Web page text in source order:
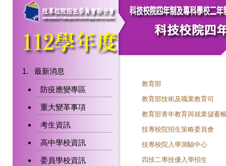
最新消息
防疫應變專區
重大變革事項
考生資訊
高中學校資訊
委員學校資訊
教育部
教育部技術及職業教育司
教育部青年教育與就業儲蓄
技專校院招生策略委員會
技專校院入學測驗中心
四技二專技優入學招生